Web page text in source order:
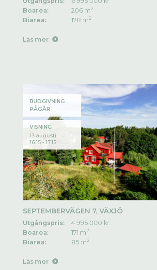
Boarea:
206 m2
Biarea: 178 m2
Läs mer
BUDGIVNING
PÅGÅR
VISNING
13 augusti
16.15 - 17.15
SEPTEMBERVÄGEN 7, VÄXJÖ
Utgångspris:
4 995 000 kr
Boarea:
171 m2
Biarea: 85 m2
Läs mer